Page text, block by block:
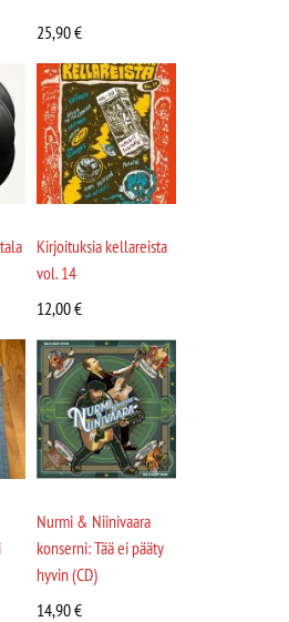
25,90€
Kirjoituksia kellareista
vol. 14
12,00€
Nurmi & Niinivaara
konserni: Tää ei pääty
hyvin (CD)
14,90€